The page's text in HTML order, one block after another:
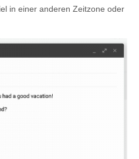
in einer anderen Zeitzone oder